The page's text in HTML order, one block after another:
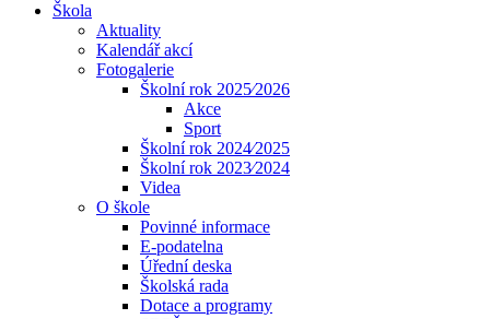
Škola
Aktuality
Kalendář akcí
Fotogalerie
Školní rok 2025⁄2026
Akce
Sport
Školní rok 2024⁄2025
Školní rok 2023⁄2024
Videa
O škole
Povinné informace
E-podatelna
Úřední deska
Školská rada
Dotace a programy